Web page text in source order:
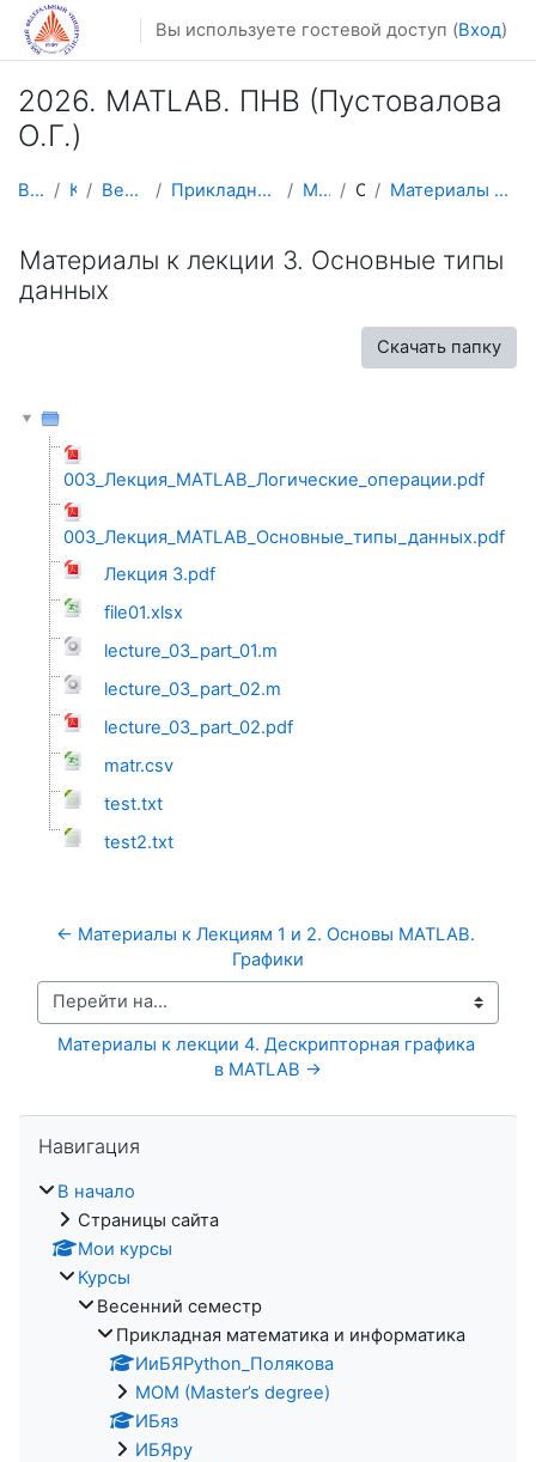
Перейти к основному содержанию
Вы используете гостевой доступ (Вход)
2026. MATLAB. ПНВ (Пустовалова
О.Г.)
В начало Курсы Весенний семестр Прикладная математика и информатика MATLAB2026 Общее Материалы к лекции 3. Основные типы данных
Материалы к лекции 3. Основные типы
данных
Скачать папку
003_Лекция_MATLAB_Логические_операции.pdf
003_Лекция_MATLAB_Основные_типы_данных.pdf
Лекция 3.pdf
file01.xlsx
lecture_03_part_01.m
lecture_03_part_02.m
lecture_03_part_02.pdf
matr.csv
test.txt
test2.txt
← Материалы к Лекциям 1 и 2. Основы MATLAB.
Графики
Перейти на...
Материалы к лекции 4. Дескрипторная графика
в MATLAB →
Навигация
В начало
Страницы сайта
Мои курсы
Курсы
Весенний семестр
Прикладная математика и информатика
ИиБЯPython_Полякова
MOM (Master’s degree)
ИБяз
ИБЯpy